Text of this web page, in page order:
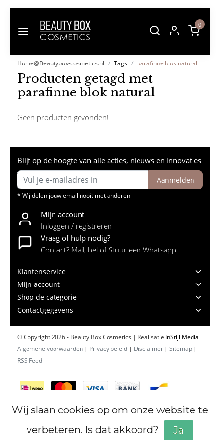
0
Home@Beautybox-cosmetics.nl Tags parafinne blok natural
Producten getagd met
parafinne blok natural
Geen producten gevonden!
Blijf op de hoogte van alle acties, nieuws en innovaties
Aanmelden
* Wij delen jouw email nooit met anderen
Mijn account
Inloggen / registreren
Vraag of hulp nodig?
Contact? Mail, bel of Stuur een Whatsapp
Klantenservice
Mijn account
Shop de categorie
Contactgegevens
© Copyright 2026 - Beauty Box Cosmetics | Realisatie InStijl Media
Algemene voorwaarden | Privacy beleid | Disclaimer | Sitemap |
RSS Feed
Wij slaan cookies op om onze website te
verbeteren. Is dat akkoord?
Ja